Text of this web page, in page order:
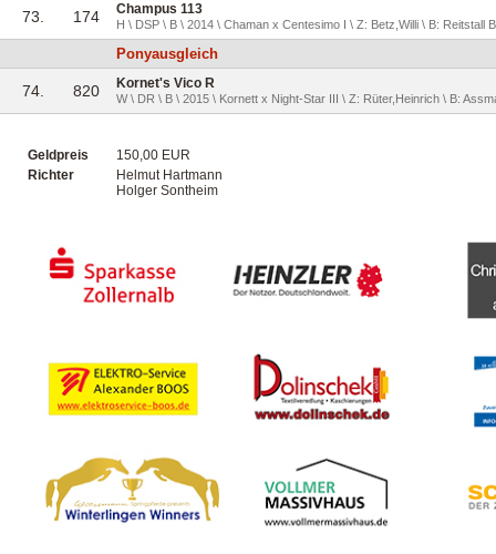
73. 174 Champus 113
H \ DSP \ B \ 2014 \ Chaman x Centesimo I \ Z: Betz,Willi \ B: Reitstall
Ponyausgleich
74. 820 Kornet's Vico R
W \ DR \ B \ 2015 \ Kornett x Night-Star III \ Z: Rüter,Heinrich \ B:
Geldpreis
150,00 EUR
Richter
Helmut Hartmann
Holger Sontheim